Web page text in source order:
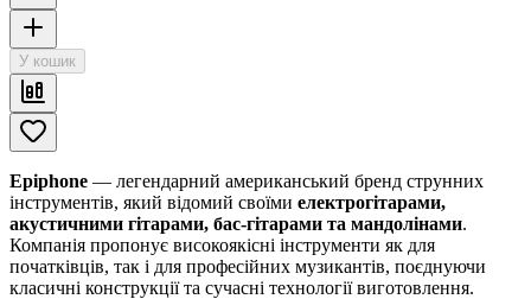
У кошик
Epiphone — легендарний американський бренд струнних
інструментів, який відомий своїми електрогітарами,
акустичними гітарами, бас-гітарами та мандолінами.
Компанія пропонує високоякісні інструменти як для
початківців, так і для професійних музикантів, поєднуючи
класичні конструкції та сучасні технології виготовлення.